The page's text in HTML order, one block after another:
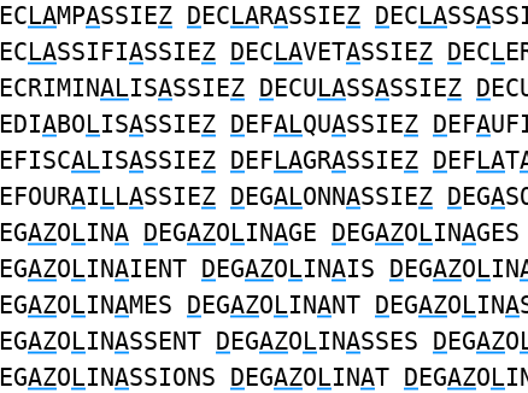
ECLAMPASSIEZ DECLARASSIEZ DECLASSA
ECLASSIFIASSIEZ DECLAVETASSIEZ DECL
ECRIMINALISASSIEZ DECULASSASSIEZ D
EDIABOLISASSIEZ DEFALQUASSIEZ DEFA
EFISCALISASSIEZ DEFLAGRASSIEZ DEFLAT
EFOURAILLASSIEZ DEGALONNASSIEZ DEGA
EGAZOLINA DEGAZOLINAGE DEGAZOLINAGES
EGAZOLINAIENT DEGAZOLINAIS DEGAZOLIN
EGAZOLINAMES DEGAZOLINANT DEGAZOLINA
EGAZOLINASSENT DEGAZOLINASSES DEGAZO
EGAZOLINASSIONS DEGAZOLINAT DEGAZOL